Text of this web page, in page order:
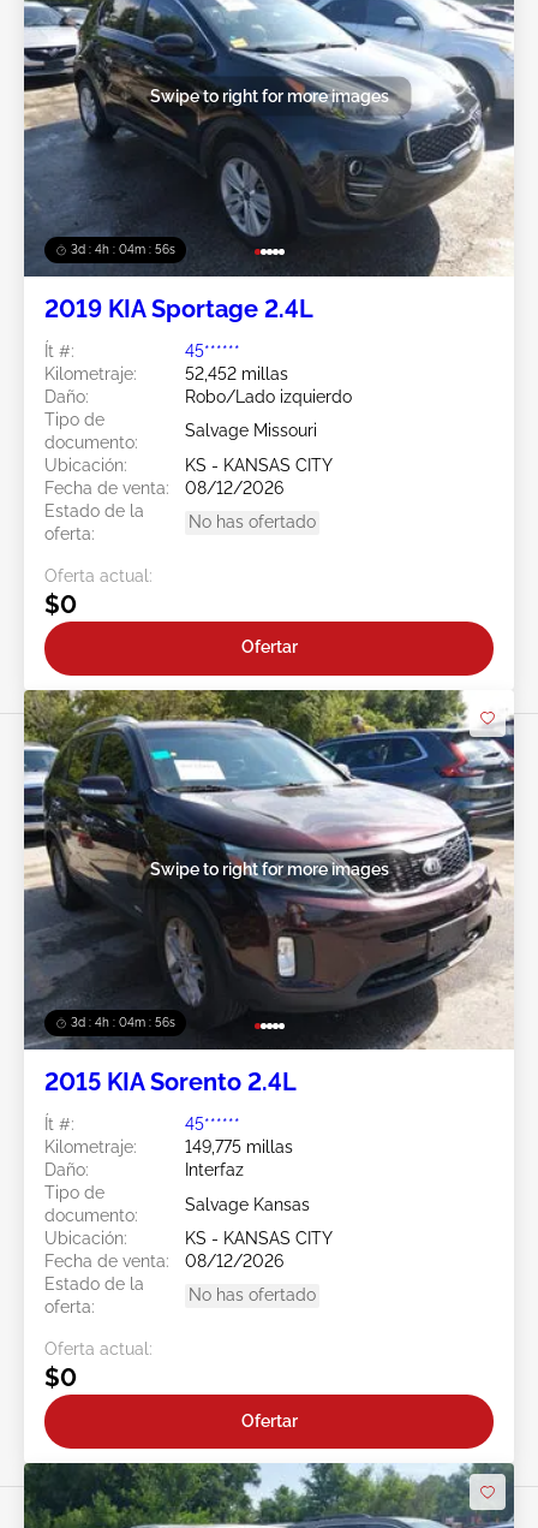
3d : 4h : 04m : 53s
Swipe to right for more images
2019 KIA Sportage 2.4L
Ít #:
45******
Kilometraje:
52,452 millas
Daño:
Robo/Lado izquierdo
Tipo de
documento:
Salvage Missouri
Ubicación:
KS - KANSAS CITY
Fecha de venta:
08/12/2026
Estado de la
oferta:
No has ofertado
Oferta actual:
$0
Ofertar
3d : 4h : 04m : 53s
Swipe to right for more images
2015 KIA Sorento 2.4L
Ít #:
45******
Kilometraje:
149,775 millas
Daño:
Interfaz
Tipo de
documento:
Salvage Kansas
Ubicación:
KS - KANSAS CITY
Fecha de venta:
08/12/2026
Estado de la
oferta:
No has ofertado
Oferta actual:
$0
Ofertar